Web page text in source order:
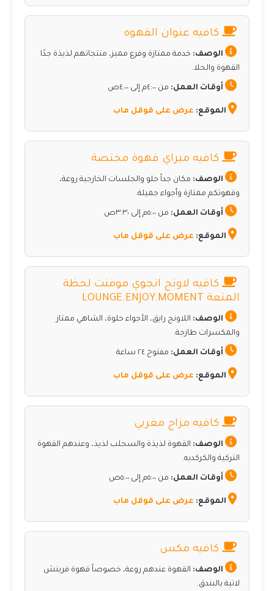
كافيه عنوان القهوه
الوصف: خدمة ممتازة وفرع مميز، منتجاتهم لذيذة جدًا
القهوة والحلا.
أوقات العمل: من ٤:٠٠م إلى ٤:٠٠ص
الموقع: عرض على قوقل ماب
كافيه ميراي قهوة مختصة
الوصف: مكان جداً حلو والجلسات الخارجية روعة،
وقهوتكم ممتازة وأجواء جميلة.
أوقات العمل: من ٥:٠٠م إلى ٣:٣٠ص
الموقع: عرض على قوقل ماب
كافيه لاونج انجوي مومنت لحظة
المتعة LOUNGE.ENJOY.MOMENT
الوصف: اللاونج رايق، الأجواء حلوة، الشاهي ممتاز
والمكسرات طازجة.
أوقات العمل: مفتوح ٢٤ ساعة
الموقع: عرض على قوقل ماب
كافيه مزاج مغربي
الوصف: القهوة لذيذة والسحلب لذيذ، وعندهم القهوة
التركية والكركديه.
أوقات العمل: من ٥:٠٠م إلى ٥:٠٠ص
الموقع: عرض على قوقل ماب
كافيه مكس
الوصف: القهوة عندهم روعة، خصوصاً قهوة فرينش
لاتية بالبندق.